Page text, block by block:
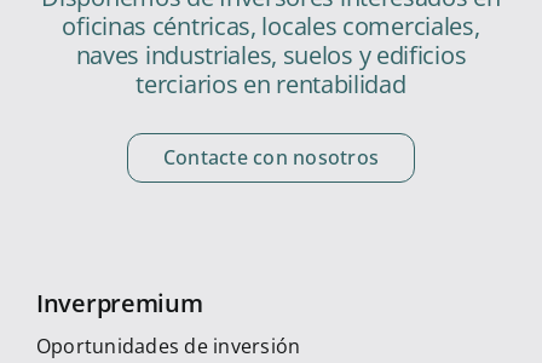
oficinas céntricas, locales comerciales,
naves industriales, suelos y edificios
terciarios en rentabilidad
Contacte con nosotros
Inverpremium
Oportunidades de inversión